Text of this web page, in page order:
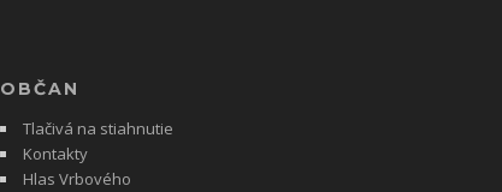
OBČAN
Tlačivá na stiahnutie
Kontakty
Hlas Vrbového